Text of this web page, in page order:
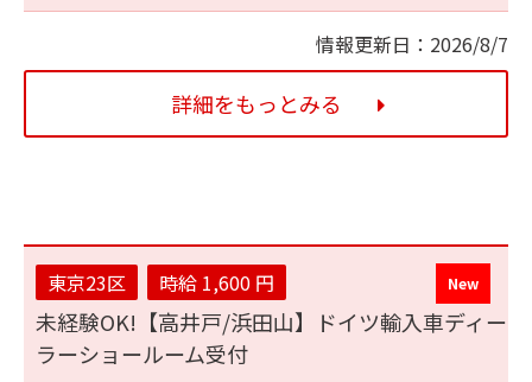
情報更新日：2026/8/7
詳細をもっとみる
東京23区 時給 1,600 円
未経験OK!【高井戸/浜田山】ドイツ輸入車ディー
ラーショールーム受付